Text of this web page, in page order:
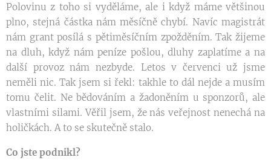
Polovinu z toho si vyděláme, ale i když máme většinou
plno, stejná částka nám měsíčně chybí. Navíc magistrát
nám grant posílá s pětiměsíčním zpožděním. Tak žijeme
na dluh, když nám peníze pošlou, dluhy zaplatíme a na
další provoz nám nezbyde. Letos v červenci už jsme
neměli nic. Tak jsem si řekl: takhle to dál nejde a musím
tomu čelit. Ne bědováním a žadoněním u sponzorů, ale
vlastními silami. Věřil jsem, že nás veřejnost nenechá na
holičkách. A to se skutečně stalo.
Co jste podnikl?